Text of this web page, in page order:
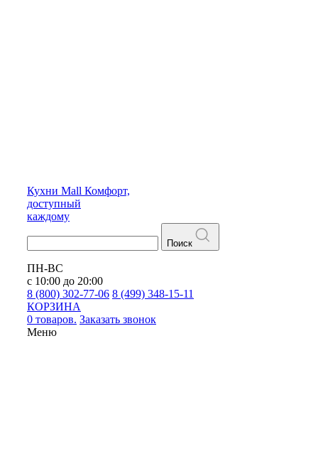
Кухни Mall Комфорт,
доступный
каждому
Поиск
ПН-ВС
с 10:00 до 20:00
8 (800) 302-77-06 8 (499) 348-15-11
КОРЗИНА
0 товаров. Заказать звонок
Меню